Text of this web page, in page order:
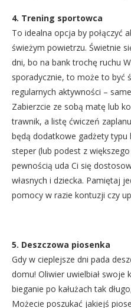
4. Trening sportowca
To idealna opcja by połączyć
świeżym powietrzu. Świetnie
dni, bo na bank trochę ruchu
sporadycznie, to może to być
regularnych aktywności –
Zabierzcie ze sobą matę lub
trawnik, a listę ćwiczeń
będą dodatkowe gadżety typu
steper (lub podest z
pewnością uda Ci się
własnych i dziecka. Pamiętaj
pomocy w razie kontuzji czy
5. Deszczowa piosenka
Gdy w cieplejsze dni pada
domu! Oliwier uwielbiał swoje
bieganie po kałużach tak
Możecie poszukać jakiejś